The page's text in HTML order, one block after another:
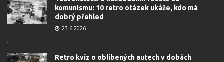
komunismu: 10 retro otázek ukáže, kdo má
dobrý přehled
23.6.2026
Retro kvíz o oblíbených autech v dobách